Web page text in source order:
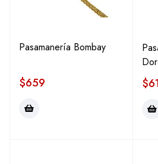
Pasamanería Bombay
$659 $